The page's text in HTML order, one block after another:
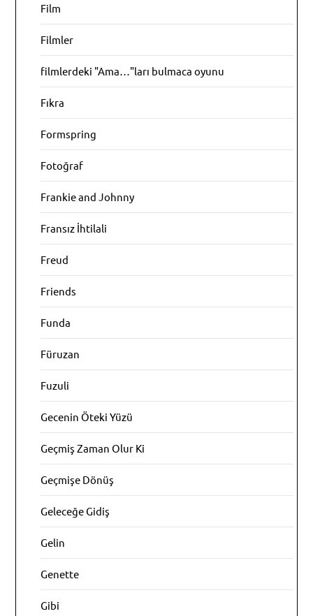
Film
Filmler
filmlerdeki "Ama…"ları bulmaca oyunu
Fıkra
Formspring
Fotoğraf
Frankie and Johnny
Fransız İhtilali
Freud
Friends
Funda
Füruzan
Fuzuli
Gecenin Öteki Yüzü
Geçmiş Zaman Olur Ki
Geçmişe Dönüş
Geleceğe Gidiş
Gelin
Genette
Gibi